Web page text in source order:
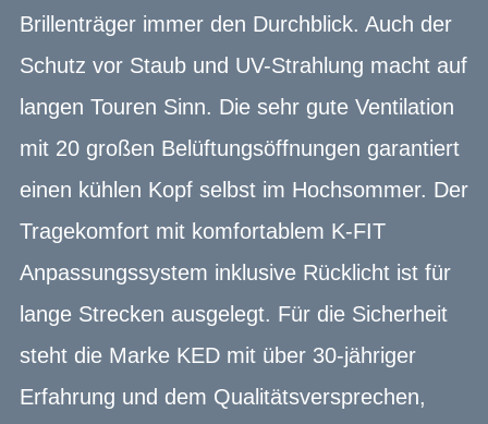
Brillenträger immer den Durchblick. Auch der
Schutz vor Staub und UV-Strahlung macht auf
langen Touren Sinn. Die sehr gute Ventilation
mit 20 großen Belüftungsöffnungen garantiert
einen kühlen Kopf selbst im Hochsommer. Der
Tragekomfort mit komfortablem K-FIT
Anpassungssystem inklusive Rücklicht ist für
lange Strecken ausgelegt. Für die Sicherheit
steht die Marke KED mit über 30-jähriger
Erfahrung und dem Qualitätsversprechen,